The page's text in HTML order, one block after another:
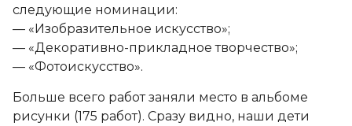
следующие номинации:
— «Изобразительное искусство»;
— «Декоративно-прикладное творчество»;
— «Фотоискусство».
Больше всего работ заняли место в альбоме
рисунки (175 работ). Сразу видно, наши дети